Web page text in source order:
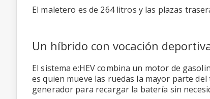
El maletero es de 264 litros y las plazas
Un híbrido con vocación
El sistema e:HEV combina un motor de
es quien mueve las ruedas la mayor parte
generador para recargar la batería sin